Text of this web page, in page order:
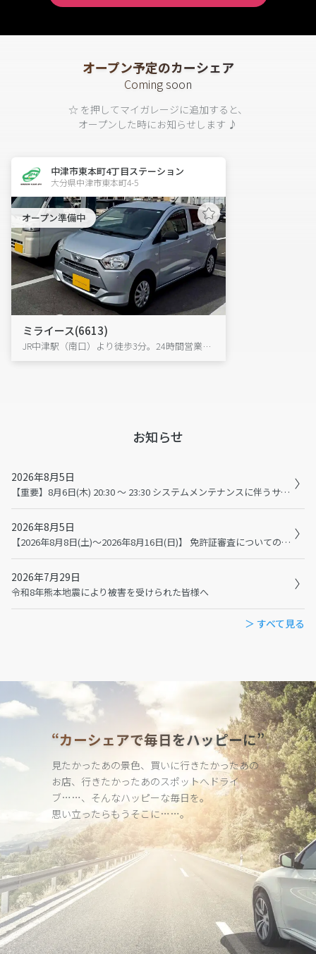
オープン予定のカーシェア
Coming soon
☆ を押してマイガレージに追加すると、
オープンした時にお知らせします ♪
中津市東本町4丁目ステーション
大分県中津市東本町4-5
オープン準備中
ミライース(6613)
JR中津駅（南口）より徒歩3分。24時間営業で近隣ホテルからも近くて便利。
お知らせ
2026年8月5日
【重要】8月6日(木) 20:30 ～ 23:30 システムメンテナンスに伴うサービス停止のお知らせ
2026年8月5日
【2026年8月8日(土)～2026年8月16日(日)】 免許証審査についてのお知らせ
2026年7月29日
令和8年熊本地震により被害を受けられた皆様へ
＞ すべて見る
“カーシェアで毎日をハッピーに”
見たかったあの景色、買いに行きたかったあの
お店、行きたかったあのスポットへドライ
ブ……、そんなハッピーな毎日を。
思い立ったらもうそこに……。